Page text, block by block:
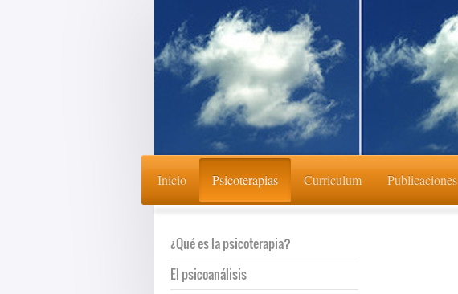
Inicio Psicoterapias Curriculum Publicaciones
¿Qué es la psicoterapia?
El psicoanálisis